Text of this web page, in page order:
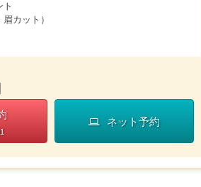
カット）
ネット予約